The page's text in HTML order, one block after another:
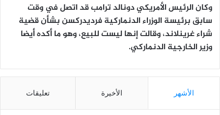
وكان الرئيس الأمريكي دونالد ترامب قد اتصل في وقت
سابق برئيسة الوزراء الدنماركية فرديدركسن بشأن قضية
شراء غرينلاند، وقالت إنها ليست للبيع، وهو ما أكده أيضا
وزير الخارجية الدنماركي.
الأشهر الأخيرة تعليقات